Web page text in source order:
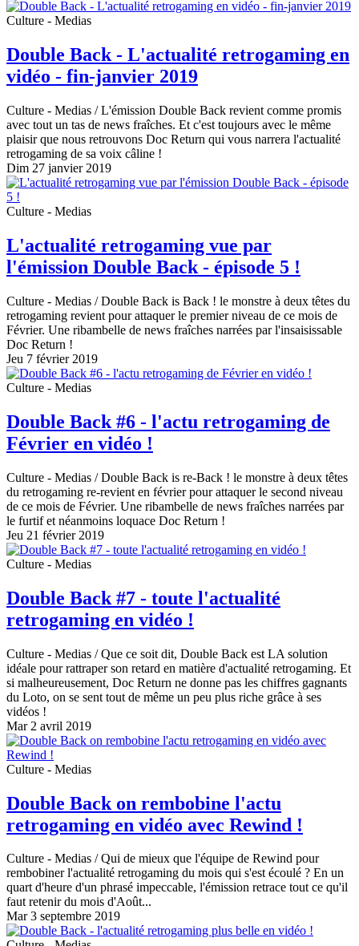
Culture - Medias
Double Back - L'actualité retrogaming en
vidéo - fin-janvier 2019
Culture - Medias / L'émission Double Back revient comme promis
avec tout un tas de news fraîches. Et c'est toujours avec le même
plaisir que nous retrouvons Doc Return qui vous narrera l'actualité
retrogaming de sa voix câline !
Dim 27 janvier 2019
Culture - Medias
L'actualité retrogaming vue par
l'émission Double Back - épisode 5 !
Culture - Medias / Double Back is Back ! le monstre à deux têtes du
retrogaming revient pour attaquer le premier niveau de ce mois de
Février. Une ribambelle de news fraîches narrées par l'insaisissable
Doc Return !
Jeu 7 février 2019
Culture - Medias
Double Back #6 - l'actu retrogaming de
Février en vidéo !
Culture - Medias / Double Back is re-Back ! le monstre à deux têtes
du retrogaming re-revient en février pour attaquer le second niveau
de ce mois de Février. Une ribambelle de news fraîches narrées par
le furtif et néanmoins loquace Doc Return !
Jeu 21 février 2019
Culture - Medias
Double Back #7 - toute l'actualité
retrogaming en vidéo !
Culture - Medias / Que ce soit dit, Double Back est LA solution
idéale pour rattraper son retard en matière d'actualité retrogaming. Et
si malheureusement, Doc Return ne donne pas les chiffres gagnants
du Loto, on se sent tout de même un peu plus riche grâce à ses
vidéos !
Mar 2 avril 2019
Culture - Medias
Double Back on rembobine l'actu
retrogaming en vidéo avec Rewind !
Culture - Medias / Qui de mieux que l'équipe de Rewind pour
rembobiner l'actualité retrogaming du mois qui s'est écoulé ? En un
quart d'heure d'un phrasé impeccable, l'émission retrace tout ce qu'il
faut retenir du mois d'Août...
Mar 3 septembre 2019